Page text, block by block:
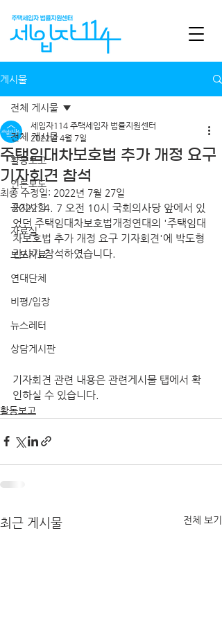
게시물
전체 게시물
활동보고
언론보도
공지사항
자료실
보도자료
연대단체
비평/입장
뉴스레터
상담게시판
전체 게시물
주택임대차보호법 추가 개정 요구
기자회견 참석
세입자114 주택세입자 법률지원센터
2022년 4월 7일
최종 수정일: 2022년 7월 27일
2022. 4. 7 오전 10시 국회의사당 앞에서 있
었던 주택임대차보호법개정연대의 '주택임대
차보호법 추가 개정 요구 기자회견'에 박도형
간사가 참석하였습니다.
기자회견 관련 내용은 관련게시물 탭에서 확
인하실 수 있습니다.
활동보고
최근 게시물 전체 보기